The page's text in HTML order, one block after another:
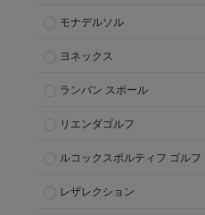
モナデルソル
ヨネックス
ランバン スポール
リエンダゴルフ
ルコックスポルティフ ゴルフ
レザレクション